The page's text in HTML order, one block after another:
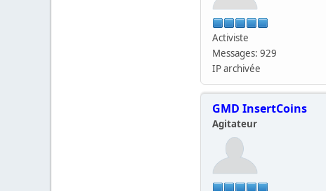
Activiste
Messages: 929
IP archivée
GMD InsertCoins
Agitateur